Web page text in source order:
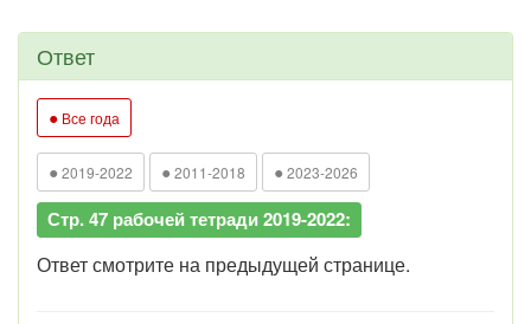
Ответ
● Все года
● 2019-2022 ● 2011-2018 ● 2023-2026
Стр. 47 рабочей тетради 2019-2022:
Ответ смотрите на предыдущей странице.